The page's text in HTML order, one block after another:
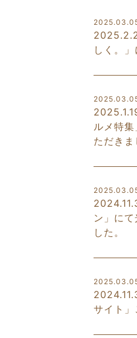
しく。
ルメ特
ただきま
ン」に
した。
サイト」